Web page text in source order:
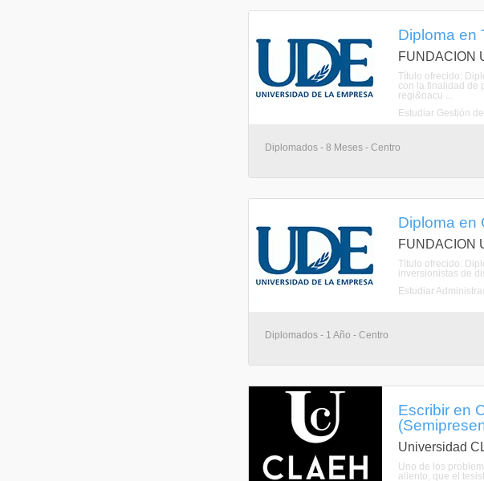
Diploma en
FUNDACION
Título ofrecido:
con la finalidad de
regi&oacu ...
Estudiar Gestión
Diplomados - 8 Meses - Centro
Diploma en
FUNDACION
Título ofrecido:
inversionistas de
Estudiar
Diplomados - 1 Año - Centro
Escribir en
Universidad
Uno de los
aliento, que el